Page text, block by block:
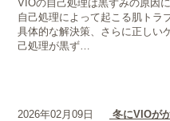
VIOの自己処理は黒ずみの原因
自己処理によって起こる肌トラ
具体的な解決策、さらに正しい
己処理が黒ず…
2026年02月09日
冬にVIOが